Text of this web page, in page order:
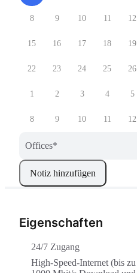
Eigenschaften
24/7 Zugang
High-Speed-Internet (bis zu
8 9 10 11 12
15 16 17 18 19
22 23 24 25 26
1 2 3 4 5
8 9 10 11 12
Offices*
Notiz hinzufügen